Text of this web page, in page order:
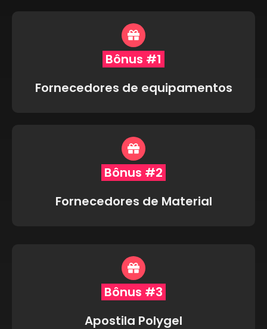
Bônus #1
Fornecedores de equipamentos
Bônus #2
Fornecedores de Material
Bônus #3
Apostila Polygel